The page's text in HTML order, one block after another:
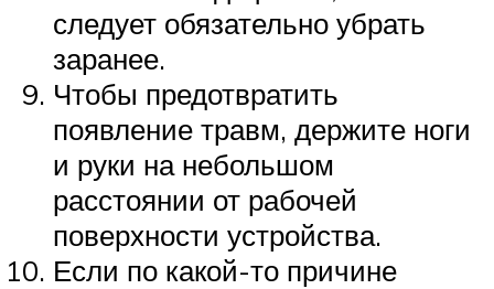
следует обязательно убрать
заранее.
Чтобы предотвратить
появление травм, держите ноги
и руки на небольшом
расстоянии от рабочей
поверхности устройства.
Если по какой-то причине